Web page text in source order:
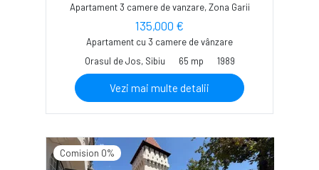
Apartament 3 camere de vanzare, Zona Garii
135,000 €
Apartament cu 3 camere de vânzare
Orasul de Jos, Sibiu
65 mp 1989
Vezi mai multe detalii
Comision 0%